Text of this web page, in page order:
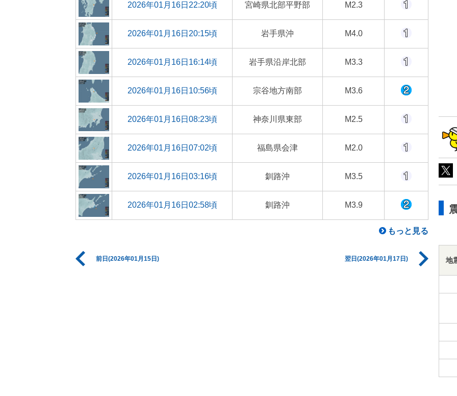
2026年01月16日22:20頃 宮崎県北部平野部 M2.3
2026年01月16日20:15頃 岩手県沖 M4.0
2026年01月16日16:14頃 岩手県沿岸北部 M3.3
2026年01月16日10:56頃 宗谷地方南部 M3.6
2026年01月16日08:23頃 神奈川県東部 M2.5
2026年01月16日07:02頃 福島県会津 M2.0
2026年01月16日03:16頃 釧路沖 M3.5
2026年01月16日02:58頃 釧路沖 M3.9
もっと見る
前日(2026年01月15日) 翌日(2026年01月17日) 地